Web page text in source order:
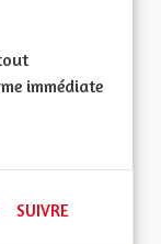
immédiate
49 ABONNÉS
SUIVRE